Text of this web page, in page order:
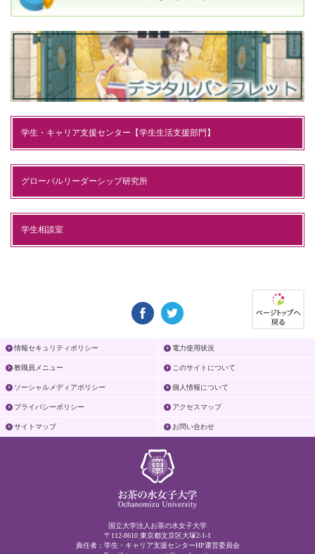
学生・キャリア支援センター【学生生活支援部門】
グローバルリーダーシップ研究所
学生相談室
情報セキュリティポリシー 電力使用状況
教職員メニュー このサイトについて
ソーシャルメディアポリシー 個人情報について
プライバシーポリシー アクセスマップ
サイトマップ お問い合わせ
国立大学法人お茶の水女子大学
〒112-8610 東京都文京区大塚2-1-1
責任者：学生・キャリア支援センターHP運営委員会